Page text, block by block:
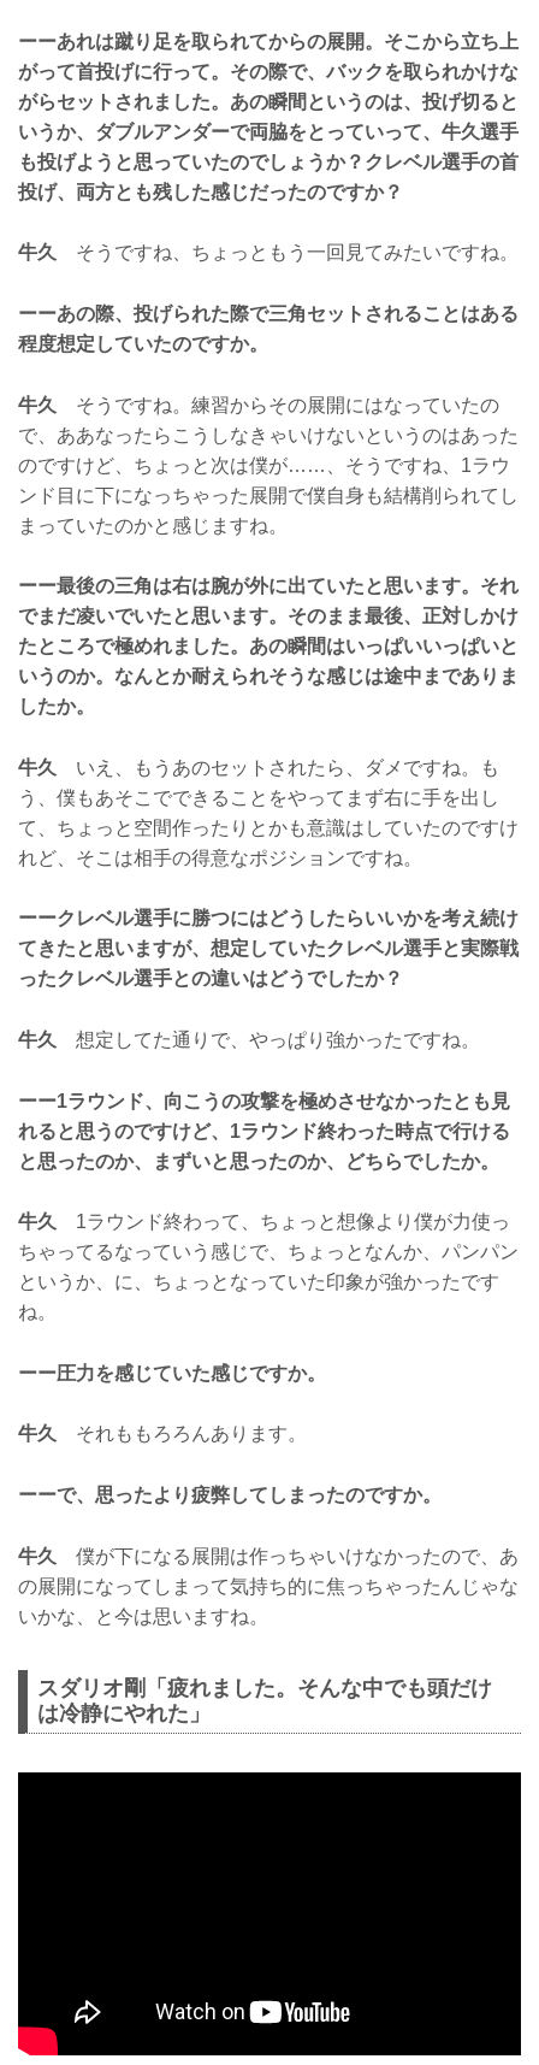
ーーあれは蹴り足を取られてからの展開。そこから立ち上
がって首投げに行って。その際で、バックを取られかけな
がらセットされました。あの瞬間というのは、投げ切ると
いうか、ダブルアンダーで両脇をとっていって、牛久選手
も投げようと思っていたのでしょうか？クレベル選手の首
投げ、両方とも残した感じだったのですか？
牛久 そうですね、ちょっともう一回見てみたいですね。
ーーあの際、投げられた際で三角セットされることはある
程度想定していたのですか。
牛久
そうですね。練習からその展開にはなっていたの
で、ああなったらこうしなきゃいけないというのはあった
のですけど、ちょっと次は僕が……、そうですね、1ラウ
ンド目に下になっちゃった展開で僕自身も結構削られてし
まっていたのかと感じますね。
ーー最後の三角は右は腕が外に出ていたと思います。それ
でまだ凌いでいたと思います。そのまま最後、正対しかけ
たところで極めれました。あの瞬間はいっぱいいっぱいと
いうのか。なんとか耐えられそうな感じは途中までありま
したか。
牛久
いえ、もうあのセットされたら、ダメですね。も
う、僕もあそこでできることをやってまず右に手を出し
て、ちょっと空間作ったりとかも意識はしていたのですけ
れど、そこは相手の得意なポジションですね。
ーークレベル選手に勝つにはどうしたらいいかを考え続け
てきたと思いますが、想定していたクレベル選手と実際戦
ったクレベル選手との違いはどうでしたか？
牛久 想定してた通りで、やっぱり強かったですね。
ーー1ラウンド、向こうの攻撃を極めさせなかったとも見
れると思うのですけど、1ラウンド終わった時点で行ける
と思ったのか、まずいと思ったのか、どちらでしたか。
牛久
1ラウンド終わって、ちょっと想像より僕が力使っ
ちゃってるなっていう感じで、ちょっとなんか、パンパン
というか、に、ちょっとなっていた印象が強かったです
ね。
ーー圧力を感じていた感じですか。
牛久 それももろろんあります。
ーーで、思ったより疲弊してしまったのですか。
牛久
僕が下になる展開は作っちゃいけなかったので、あ
の展開になってしまって気持ち的に焦っちゃったんじゃな
いかな、と今は思いますね。
スダリオ剛「疲れました。そんな中でも頭だけ
は冷静にやれた」